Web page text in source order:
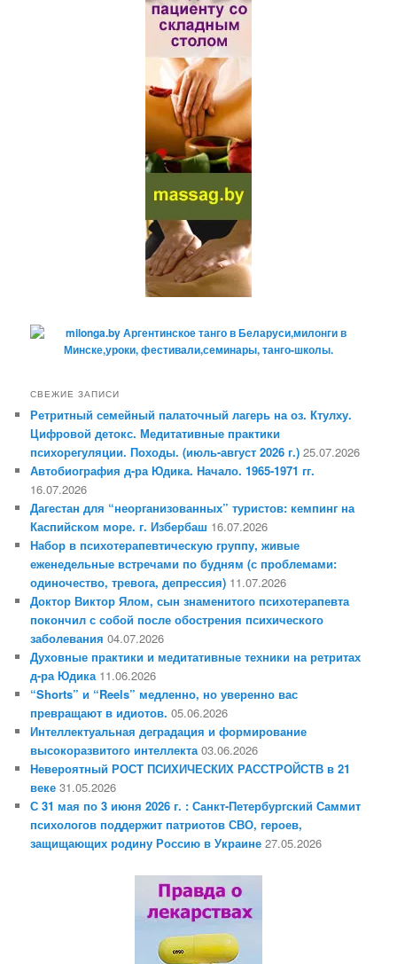
СВЕЖИЕ ЗАПИСИ
Ретритный семейный палаточный лагерь на оз. Ктулху.
Цифровой детокс. Медитативные практики
психорегуляции. Походы. (июль-август 2026 г.) 25.07.2026
Автобиография д-ра Юдика. Начало. 1965-1971 гг.
16.07.2026
Дагестан для “неорганизованных” туристов: кемпинг на
Каспийском море. г. Избербаш 16.07.2026
Набор в психотерапевтическую группу, живые
еженедельные встречами по будням (с проблемами:
одиночество, тревога, депрессия) 11.07.2026
Доктор Виктор Ялом, сын знаменитого психотерапевта
покончил с собой после обострения психического
заболевания 04.07.2026
Духовные практики и медитативные техники на ретритах
д-ра Юдика 11.06.2026
“Shorts” и “Reels” медленно, но уверенно вас
превращают в идиотов. 05.06.2026
Интеллектуальная деградация и формирование
высокоразвитого интеллекта 03.06.2026
Невероятный РОСТ ПСИХИЧЕСКИХ РАССТРОЙСТВ в 21
веке 31.05.2026
С 31 мая по 3 июня 2026 г. : Санкт-Петербургский Саммит
психологов поддержит патриотов СВО, героев,
защищающих родину Россию в Украине 27.05.2026